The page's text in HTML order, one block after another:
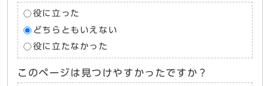
役に立った
どちらともいえない
役に立たなかった
このページは見つけやすかったですか？